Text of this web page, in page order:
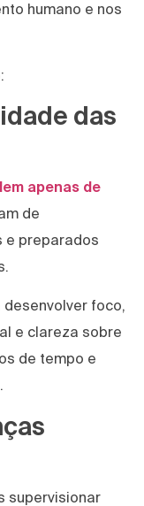
humano e nos
das
apenas de
de
e preparados
foco,
e clareza sobre
de tempo e
supervisionar